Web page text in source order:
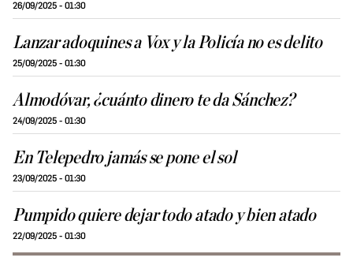
26/09/2025 - 01:30
Lanzar adoquines a Vox y la Policía no es delito
25/09/2025 - 01:30
Almodóvar, ¿cuánto dinero te da Sánchez?
24/09/2025 - 01:30
En Telepedro jamás se pone el sol
23/09/2025 - 01:30
Pumpido quiere dejar todo atado y bien atado
22/09/2025 - 01:30